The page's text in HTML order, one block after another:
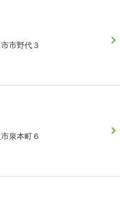
市野代３
泉本町６